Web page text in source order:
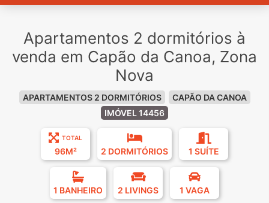
Apartamentos 2 dormitórios à
venda em Capão da Canoa, Zona
Nova
APARTAMENTOS 2 DORMITÓRIOS
CAPÃO DA CANOA
IMÓVEL 14456
TOTAL
96M² 2 DORMITÓRIOS 1 SUÍTE
1 BANHEIRO 2 LIVINGS 1 VAGA